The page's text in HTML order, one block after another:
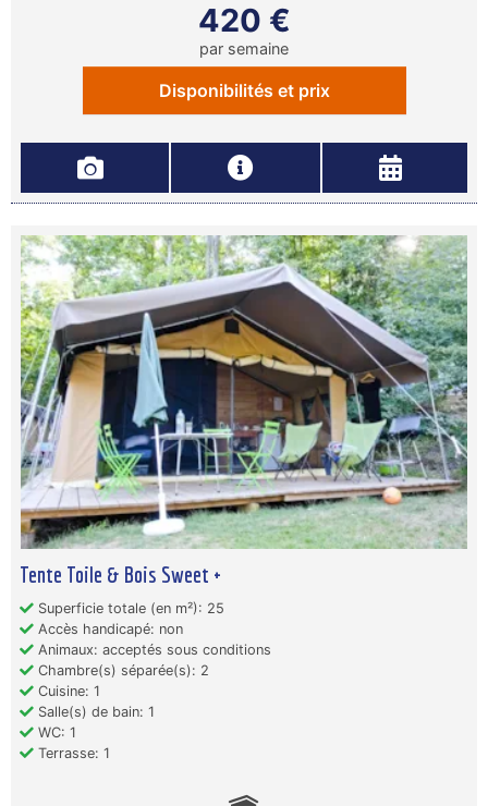
420 €
par semaine
Disponibilités et prix
Tente Toile & Bois Sweet +
Superficie totale (en m²): 25
Accès handicapé: non
Animaux: acceptés sous conditions
Chambre(s) séparée(s): 2
Cuisine: 1
Salle(s) de bain: 1
WC: 1
Terrasse: 1